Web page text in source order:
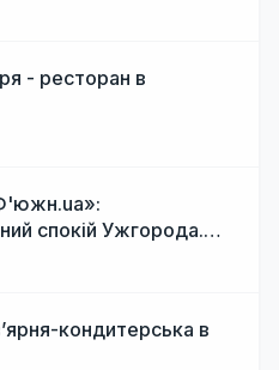
- ресторан в
спокій Ужгорода.
кухня, затишок
кондитерська в